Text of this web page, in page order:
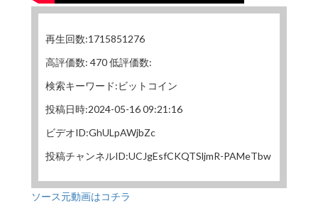
再生回数:1715851276
高評価数: 470 低評価数:
検索キーワード:ビットコイン
投稿日時:2024-05-16 09:21:16
ビデオID:GhULpAWjbZc
投稿チャンネルID:UCJgEsfCKQTSljmR-PAMeTbw
ソース元動画はコチラ